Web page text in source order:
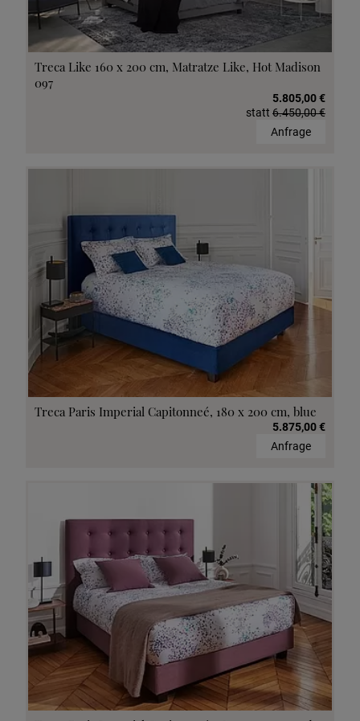
Treca Like 160 x 200 cm, Matratze Like, Hot Madison
097
5.805,00 €
statt 6.450,00 €
Anfrage
Treca Paris Imperial Capitonneé, 180 x 200 cm, blue
5.875,00 €
Anfrage